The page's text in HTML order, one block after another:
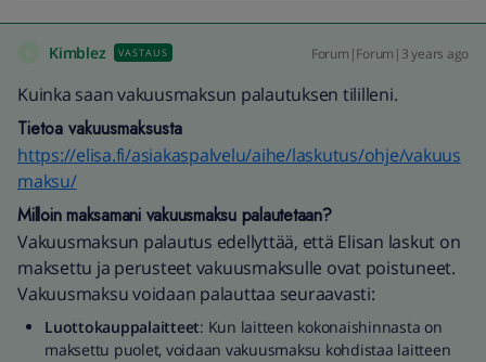
Kimblez VASTAUS Forum|Forum|3 years ago
Kuinka saan vakuusmaksun palautuksen tililleni.
Tietoa vakuusmaksusta
https://elisa.fi/asiakaspalvelu/aihe/laskutus/ohje/vakuus
maksu/
Milloin maksamani vakuusmaksu palautetaan?
Vakuusmaksun palautus edellyttää, että Elisan laskut on
maksettu ja perusteet vakuusmaksulle ovat poistuneet.
Vakuusmaksu voidaan palauttaa seuraavasti:
Luottokauppalaitteet: Kun laitteen kokonaishinnasta on
maksettu puolet, voidaan vakuusmaksu kohdistaa laitteen